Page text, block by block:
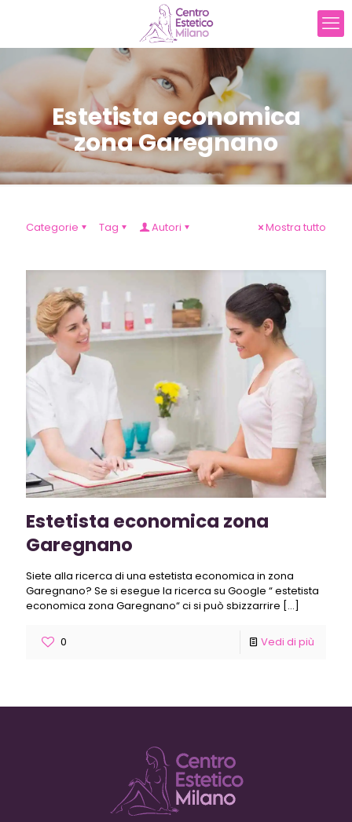
Estetista economica
zona Garegnano
Categorie Tag Autori Mostra tutto
Estetista economica zona
Garegnano
Siete alla ricerca di una estetista economica in zona
Garegnano? Se si esegue la ricerca su Google “ estetista
economica zona Garegnano“ ci si può sbizzarrire […]
0 Vedi di più